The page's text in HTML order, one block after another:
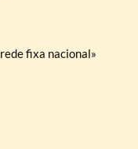
fixa nacional»